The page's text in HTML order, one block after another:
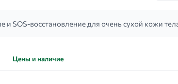
и SOS-восстановление для очень сухой кожи
Цены и наличие